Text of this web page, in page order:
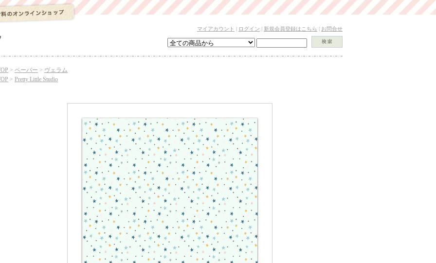
マイアカウント | ログイン | 新規会員登録はこちら | お問合せ
> ペーパー > ヴェラム
> Pretty Little Studio